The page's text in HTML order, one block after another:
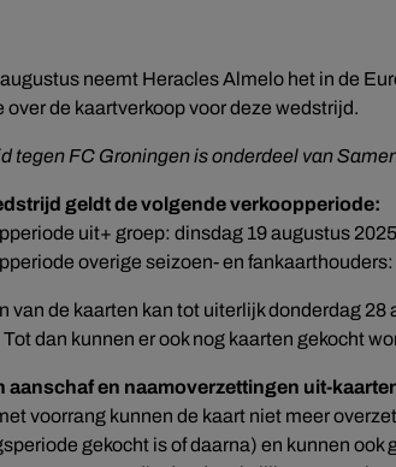
neemt Heracles Almelo het in de
over de kaartverkoop voor deze wedstrijd.
tegen FC Groningen is onderdeel van
geldt de volgende verkoopperiode:
uit+ groep: dinsdag 19 augustus
overige seizoen- en
van de kaarten kan tot uiterlijk donderdag 28
dan kunnen er ook nog kaarten gekocht
aanschaf en naamoverzettingen uit-
voorrang kunnen de kaart niet meer
gekocht is of daarna) en kunnen